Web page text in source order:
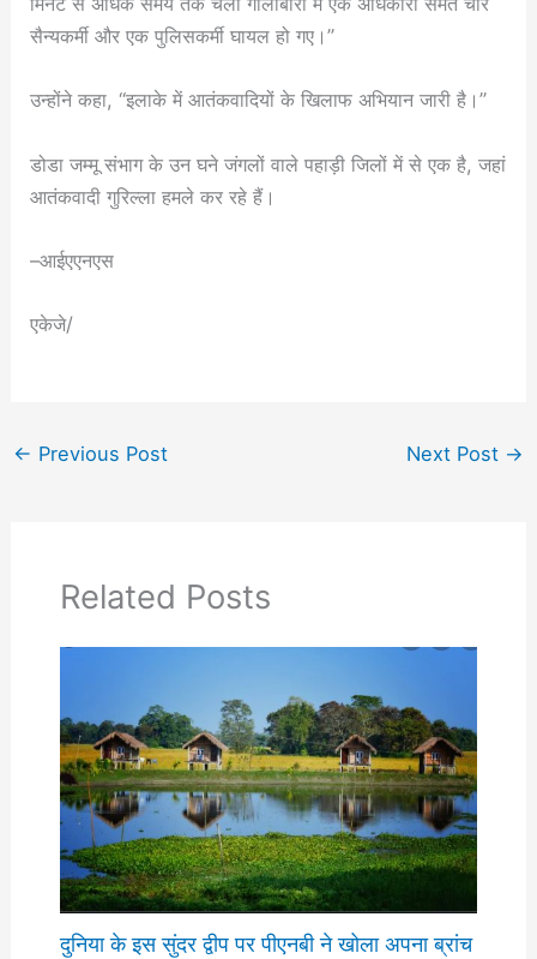
सैन्यकर्मी और एक पुलिसकर्मी घायल हो गए।”
उन्होंने कहा, “इलाके में आतंकवादियों के खिलाफ अभियान जारी है।”
डोडा जम्मू संभाग के उन घने जंगलों वाले पहाड़ी जिलों में से एक है, जहां
आतंकवादी गुरिल्ला हमले कर रहे हैं।
–आईएएनएस
एकेजे/
← Previous Post Next Post →
Related Posts
दुनिया के इस सुंदर द्वीप पर पीएनबी ने खोला अपना ब्रांच